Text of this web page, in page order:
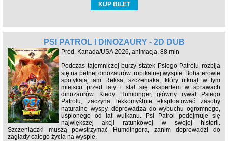
KUP BILET
PSI PATROL I DINOZAURY - 2D DUB
Prod. Kanada/USA 2026, animacja, 88 min
Podczas tajemniczej burzy statek Psiego Patrolu rozbija
się na pełnej dinozaurów tropikalnej wyspie. Bohaterowie
spotykają tam Reksa, szczeniaka, który utknął w tym
miejscu przed laty i stał się ekspertem w sprawach
dinozaurów. Kiedy Humdinger, główny rywal Psiego
Patrolu, zaczyna lekkomyślnie eksploatować zasoby
naturalne wyspy, doprowadza do wybuchu ogromnego,
uśpionego od lat wulkanu. Psi Patrol podejmuje się
największej akcji ratunkowej w swojej historii.
Szczeniaczki muszą powstrzymać Humdingera, zanim doprowadzi do
zagłady całego życia na wyspie.